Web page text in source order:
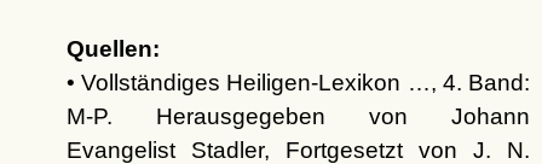
Quellen:
• Vollständiges Heiligen-Lexikon …, 4. Band:
M-P. Herausgegeben von Johann
Evangelist Stadler, Fortgesetzt von J. N.